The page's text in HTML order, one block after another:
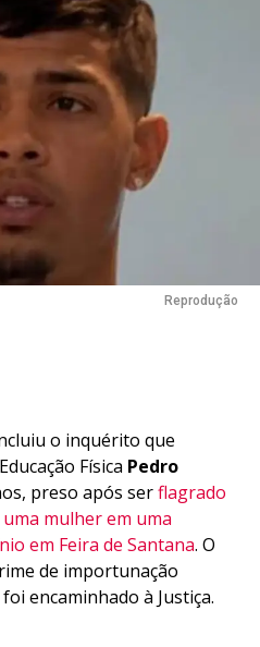
Reprodução
o inquérito que
Física Pedro
preso após serflagrado
mulher em uma
em Feira de Santana. O
de importunação
encaminhado à Justiça.